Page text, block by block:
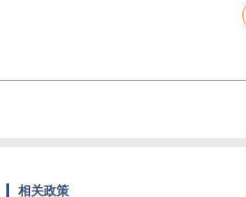
相关政策